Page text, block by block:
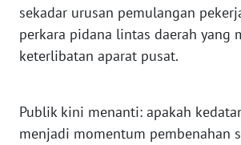
sekadar urusan pemulangan
perkara pidana lintas daerah yang
keterlibatan aparat pusat.
Publik kini menanti: apakah
menjadi momentum pembenahan
NIAS
WN
WN
TAPANULI